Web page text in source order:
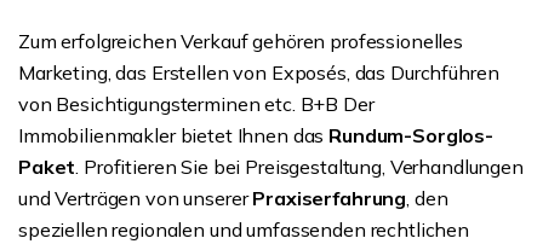
Zum erfolgreichen Verkauf gehören professionelles
Marketing, das Erstellen von Exposés, das Durchführen
von Besichtigungsterminen etc. B+B Der
Immobilienmakler bietet Ihnen das Rundum-Sorglos-
Paket. Profitieren Sie bei Preisgestaltung, Verhandlungen
und Verträgen von unsererPraxiserfahrung, den
speziellen regionalen und umfassenden rechtlichen